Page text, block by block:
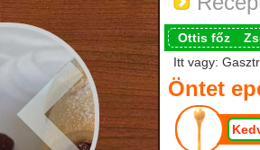
Ottis főz
Itt vagy:
Öntet